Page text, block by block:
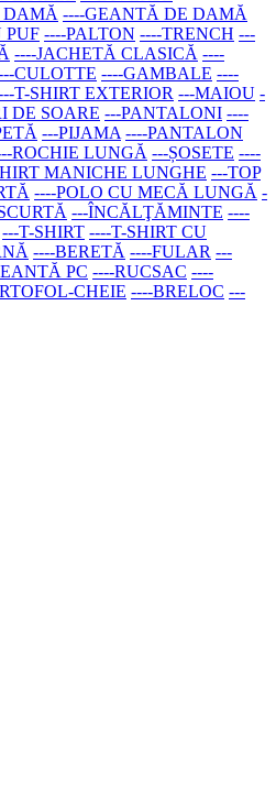
DAMĂ ----GEANTĂ DE DAMĂ
PUF ----PALTON ----TRENCH ---
----JACHETĂ CLASICĂ ----
CULOTTE ----GAMBALE ----
T-SHIRT EXTERIOR ---MAIOU -
DE SOARE ---PANTALONI ----
---PIJAMA ----PANTALON
ROCHIE LUNGĂ ---ȘOSETE ----
MANICHE LUNGHE ---TOP
----POLO CU MECĂ LUNGĂ -
---ÎNCĂLŢĂMINTE ----
---T-SHIRT ----T-SHIRT CU
----BERETĂ ----FULAR ---
PC ----RUCSAC ----
CHEIE ----BRELOC ---